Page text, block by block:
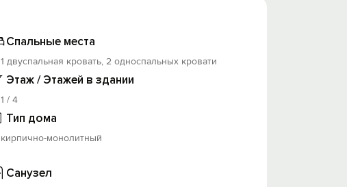
Спальные места
1 двуспальная кровать, 2 односпальных кровати
Этаж / Этажей в здании
1 / 4
Тип дома
кирпично-монолитный
Санузел